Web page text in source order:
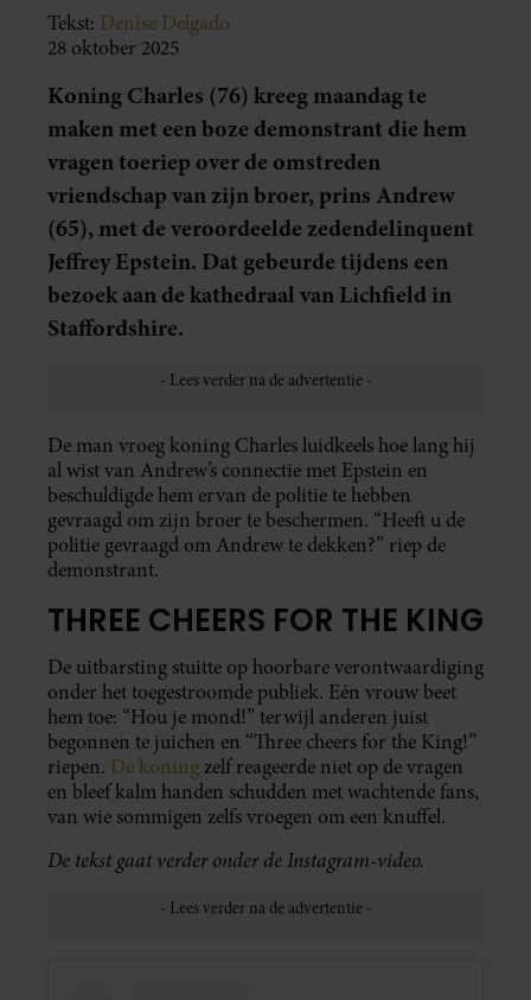
Tekst: Denise Delgado
28 oktober 2025
Koning Charles (76) kreeg maandag te
maken met een boze demonstrant die hem
vragen toeriep over de omstreden
vriendschap van zijn broer, prins Andrew
(65), met de veroordeelde zedendelinquent
Jeffrey Epstein. Dat gebeurde tijdens een
bezoek aan de kathedraal van Lichfield in
Staffordshire.
De man vroeg koning Charles luidkeels hoe lang hij
al wist van Andrew’s connectie met Epstein en
beschuldigde hem ervan de politie te hebben
gevraagd om zijn broer te beschermen. “Heeft u de
politie gevraagd om Andrew te dekken?” riep de
demonstrant.
THREE CHEERS FOR THE KING
De uitbarsting stuitte op hoorbare verontwaardiging
onder het toegestroomde publiek. Eén vrouw beet
hem toe: “Hou je mond!” terwijl anderen juist
begonnen te juichen en “Three cheers for the King!”
riepen. De koning zelf reageerde niet op de vragen
en bleef kalm handen schudden met wachtende fans,
van wie sommigen zelfs vroegen om een knuffel.
De tekst gaat verder onder de Instagram-video.